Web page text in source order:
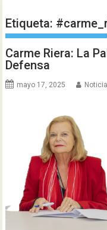
Etiqueta:
Carme Riera: La
Defensa
mayo 17, 2025